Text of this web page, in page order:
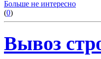
Больше не интересно
(0)
Вывоз